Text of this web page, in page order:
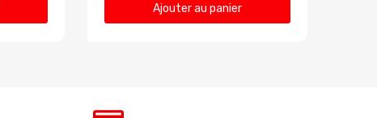
Ajouter au panier